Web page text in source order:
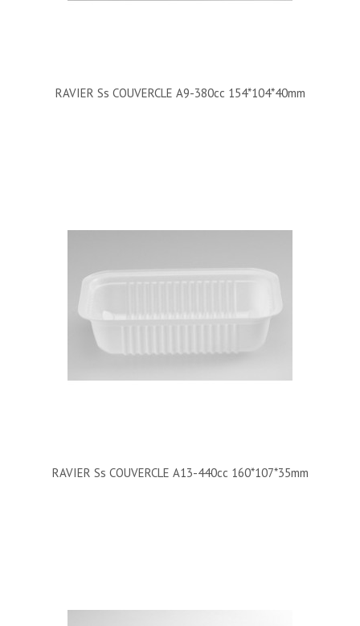
RAVIER Ss COUVERCLE A9-380cc 154*104*40mm
RAVIER Ss COUVERCLE A13-440cc 160*107*35mm